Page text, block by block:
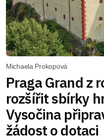
Michaela Prokopová
Praga Grand z
rozšířit sbírky
Vysočina
žádost o dotaci